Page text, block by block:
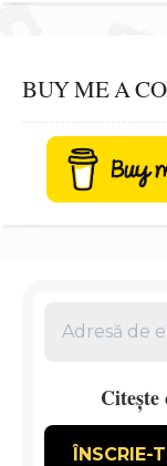
BUY ME A
Citește